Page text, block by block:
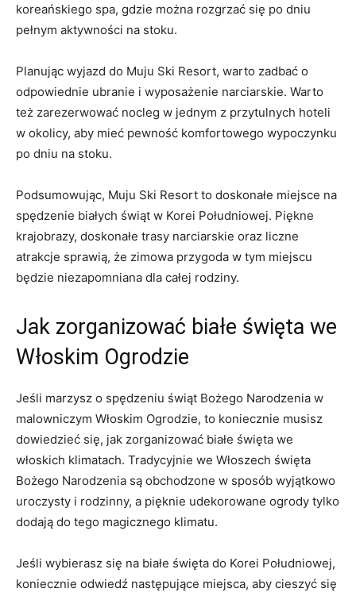
koreańskiego spa,⁣ gdzie można ⁣rozgrzać ⁣się po dniu
pełnym aktywności na stoku.
Planując wyjazd do Muju Ski Resort, warto zadbać o​
odpowiednie ubranie i wyposażenie narciarskie. Warto
też zarezerwować nocleg w jednym z przytulnych hoteli​
w ‌okolicy, aby mieć ‌pewność komfortowego wypoczynku
po dniu na stoku.
Podsumowując, Muju Ski Resort‍ to doskonałe miejsce na
spędzenie białych świąt w ⁢Korei Południowej. Piękne ​
krajobrazy, doskonałe trasy narciarskie ⁢oraz liczne
atrakcje sprawią, że zimowa‍ przygoda⁢ w tym miejscu
będzie niezapomniana dla całej rodziny.
Jak zorganizować ‌białe święta we
Włoskim⁣ Ogrodzie
Jeśli marzysz o spędzeniu świąt Bożego Narodzenia w
malowniczym Włoskim ⁢Ogrodzie, to koniecznie musisz
dowiedzieć się, jak zorganizować białe święta we
⁤włoskich ‌klimatach. ⁤Tradycyjnie we Włoszech święta
Bożego Narodzenia⁤ są obchodzone ⁤w sposób wyjątkowo
⁤uroczysty i ‍rodzinny, a pięknie⁤ udekorowane ogrody tylko
dodają‍ do tego magicznego klimatu.
Jeśli wybierasz ‍się na białe święta do ​Korei Południowej,
koniecznie‍ odwiedź‌ następujące miejsca, aby cieszyć się